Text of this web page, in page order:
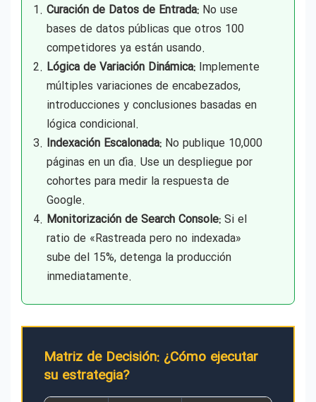
Curación de Datos de Entrada: No use
bases de datos públicas que otros 100
competidores ya están usando.
Lógica de Variación Dinámica: Implemente
múltiples variaciones de encabezados,
introducciones y conclusiones basadas en
lógica condicional.
Indexación Escalonada: No publique 10,000
páginas en un día. Use un despliegue por
cohortes para medir la respuesta de
Google.
Monitorización de Search Console: Si el
ratio de «Rastreada pero no indexada»
sube del 15%, detenga la producción
inmediatamente.
Matriz de Decisión: ¿Cómo ejecutar
su estrategia?